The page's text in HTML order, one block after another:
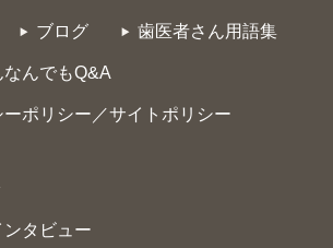
ブログ 歯医者さん用語集
んでもQ&A
ーポリシー／サイトポリシー
ンタビュー